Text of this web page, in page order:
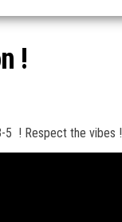
!
5 ! Respect the vibes !